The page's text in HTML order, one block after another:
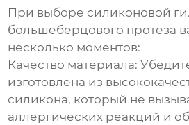
При выборе силиконовой
большеберцового протеза
несколько моментов:
Качество материала:
изготовлена из
силикона, который не
аллергических реакций и